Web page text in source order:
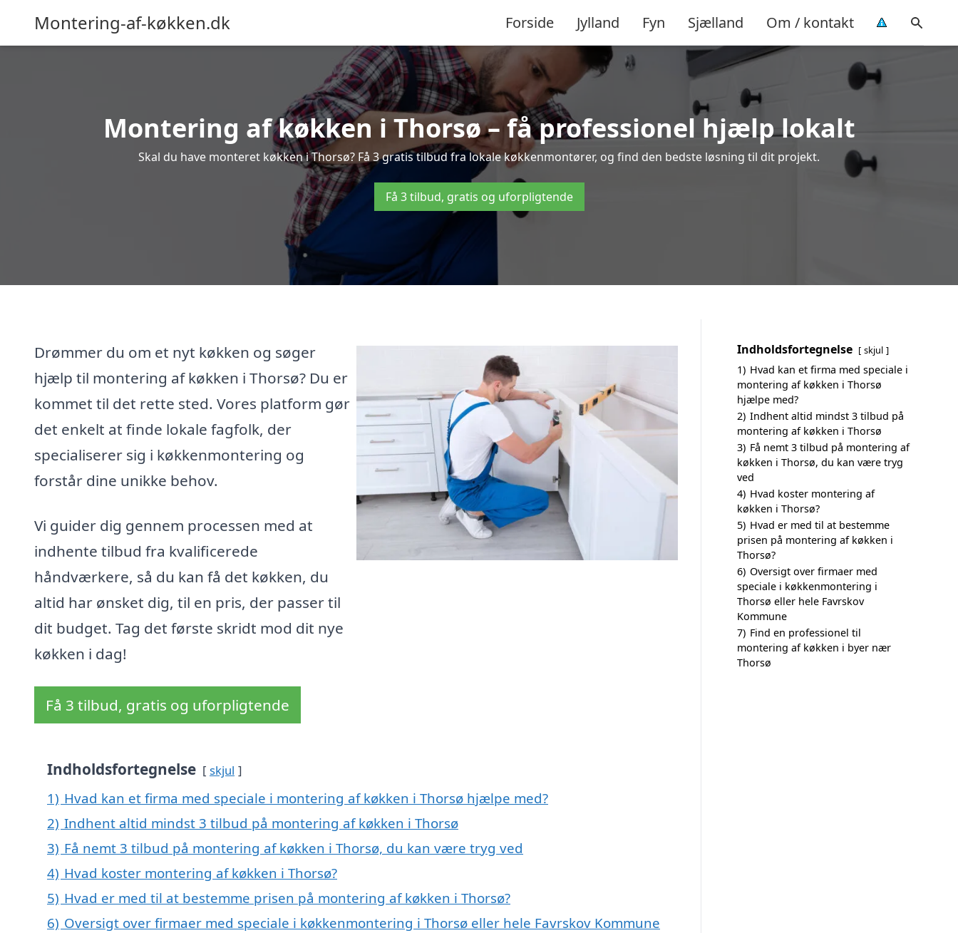
Montering-af-køkken.dk Forside Jylland Fyn Sjælland Om / kontakt
Montering af køkken i Thorsø – få professionel hjælp lokalt
Skal du have monteret køkken i Thorsø? Få 3 gratis tilbud fra lokale køkkenmontører, og find den bedste løsning til dit projekt.
Få 3 tilbud, gratis og uforpligtende
Drømmer du om et nyt køkken og søger
hjælp til montering af køkken i Thorsø? Du er
kommet til det rette sted. Vores platform gør
det enkelt at finde lokale fagfolk, der
specialiserer sig i køkkenmontering og
forstår dine unikke behov.
Vi guider dig gennem processen med at
indhente tilbud fra kvalificerede
håndværkere, så du kan få det køkken, du
altid har ønsket dig, til en pris, der passer til
dit budget. Tag det første skridt mod dit nye
køkken i dag!
Få 3 tilbud, gratis og uforpligtende
Indholdsfortegnelse skjul
1) Hvad kan et firma med speciale i montering af køkken i Thorsø hjælpe med?
2) Indhent altid mindst 3 tilbud på montering af køkken i Thorsø
3) Få nemt 3 tilbud på montering af køkken i Thorsø, du kan være tryg ved
4) Hvad koster montering af køkken i Thorsø?
5) Hvad er med til at bestemme prisen på montering af køkken i Thorsø?
6) Oversigt over firmaer med speciale i køkkenmontering i Thorsø eller hele Favrskov Kommune
Indholdsfortegnelse skjul
1) Hvad kan et firma med speciale i
montering af køkken i Thorsø
hjælpe med?
2) Indhent altid mindst 3 tilbud på
montering af køkken i Thorsø
3) Få nemt 3 tilbud på montering af
køkken i Thorsø, du kan være tryg
ved
4) Hvad koster montering af
køkken i Thorsø?
5) Hvad er med til at bestemme
prisen på montering af køkken i
Thorsø?
6) Oversigt over firmaer med
speciale i køkkenmontering i
Thorsø eller hele Favrskov
Kommune
7) Find en professionel til
montering af køkken i byer nær
Thorsø